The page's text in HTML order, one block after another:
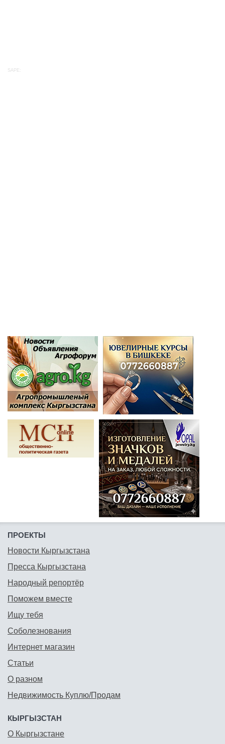
SAPE:
ПРОЕКТЫ
Новости Кыргызстана
Пресса Кыргызстана
Народный репортёр
Поможем вместе
Ищу тебя
Соболезнования
Интернет магазин
Статьи
О разном
Недвижимость Куплю/Продам
КЫРГЫЗСТАН
О Кыргызстане